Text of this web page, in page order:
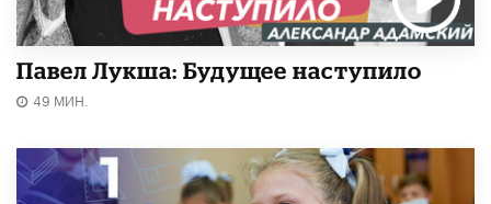
Павел Лукша: Будущее наступило
49 МИН.